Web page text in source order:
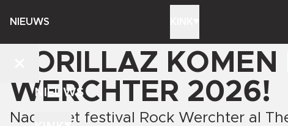
NIEUWS
NIEUWS
GORILLAZ
WERCHTER 2026!
Nadat het festival Rock Werchter al